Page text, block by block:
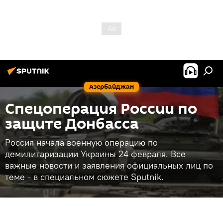
Азербайджан
Спецоперация России по
защите Донбасса
Россия начала военную операцию по
демилитаризации Украины 24 февраля. Все
важные новости и заявления официальных лиц по
теме - в специальном сюжете Sputnik.